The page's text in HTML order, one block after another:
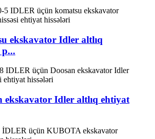
ekskavator Idler altlıq
ekskavator Idler altlıq ehtiyat